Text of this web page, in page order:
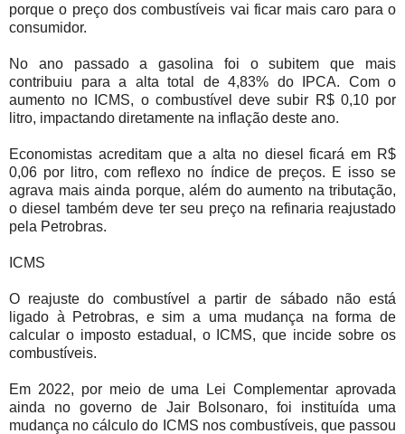
porque o preço dos combustíveis vai ficar mais caro para o
consumidor.
No ano passado a gasolina foi o subitem que mais
contribuiu para a alta total de 4,83% do IPCA. Com o
aumento no ICMS, o combustível deve subir R$ 0,10 por
litro, impactando diretamente na inflação deste ano.
Economistas acreditam que a alta no diesel ficará em R$
0,06 por litro, com reflexo no índice de preços. E isso se
agrava mais ainda porque, além do aumento na tributação,
o diesel também deve ter seu preço na refinaria reajustado
pela Petrobras.
ICMS
O reajuste do combustível a partir de sábado não está
ligado à Petrobras, e sim a uma mudança na forma de
calcular o imposto estadual, o ICMS, que incide sobre os
combustíveis.
Em 2022, por meio de uma Lei Complementar aprovada
ainda no governo de Jair Bolsonaro, foi instituída uma
mudança no cálculo do ICMS nos combustíveis, que passou